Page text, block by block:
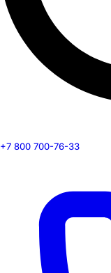
+7 800 700-76-33